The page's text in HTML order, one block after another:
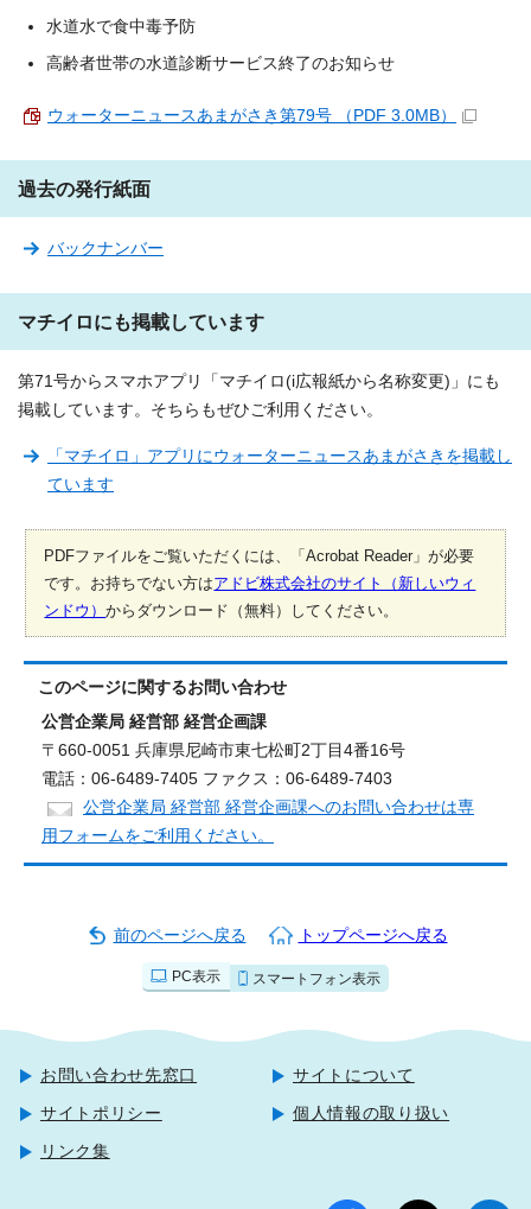
水道水で食中毒予防
高齢者世帯の水道診断サービス終了のお知らせ
ウォーターニュースあまがさき第79号 （PDF 3.0MB）
過去の発行紙面
バックナンバー
マチイロにも掲載しています
第71号からスマホアプリ「マチイロ(i広報紙から名称変更)」にも
掲載しています。そちらもぜひご利用ください。
「マチイロ」アプリにウォーターニュースあまがさきを掲載し
ています
PDFファイルをご覧いただくには、「Acrobat Reader」が必要
です。お持ちでない方はアドビ株式会社のサイト（新しいウィ
ンドウ）からダウンロード（無料）してください。
このページに関するお問い合わせ
公営企業局 経営部 経営企画課
〒660-0051 兵庫県尼崎市東七松町2丁目4番16号
電話：06-6489-7405 ファクス：06-6489-7403
公営企業局 経営部 経営企画課へのお問い合わせは専
用フォームをご利用ください。
前のページへ戻る トップページへ戻る
PC表示 スマートフォン表示
お問い合わせ先窓口 サイトについて
サイトポリシー 個人情報の取り扱い
リンク集